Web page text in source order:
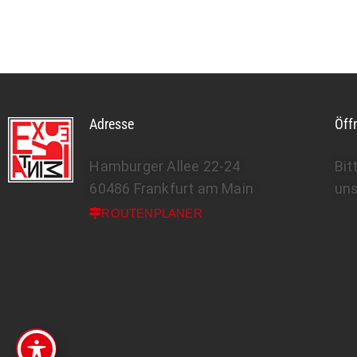
Adresse
Hamburger Allee 22-24
60486 Frankfurt am Main
ROUTENPLANER